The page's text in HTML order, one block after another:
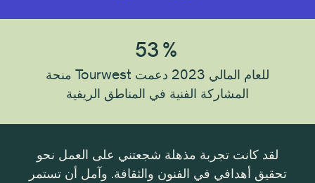
53 %
منحة Tourwest للعام المالي 2023 دعمت
المشاركة الفنية في المناطق الريفية
لقد كانت تجربة مذهلة شجعتني على العمل نحو
تحقيق أهدافي في الفنون والثقافة. وآمل أن تستمر